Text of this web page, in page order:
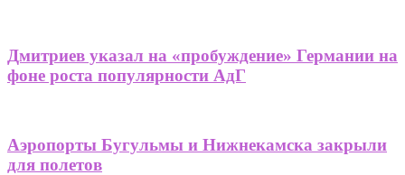
Дмитриев указал на «пробуждение» Германии на
фоне роста популярности АдГ
Аэропорты Бугульмы и Нижнекамска закрыли
для полетов